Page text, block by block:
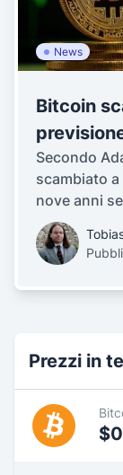
News
Bitcoin
Secondo
scambiato
nove anni
Prezzi in